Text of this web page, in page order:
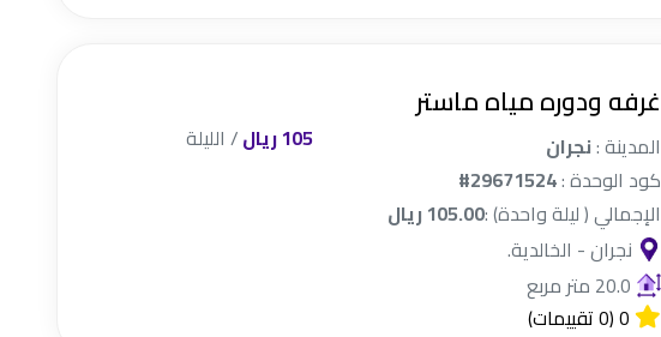
غرفه ودوره مياه ماستر
المدينة :نجران
كود الوحدة :#29671524
الإجمالي ( ليلة واحدة) :105.00 ريال
نجران - الخالدية.
20.0 متر مربع
0(0 تقييمات)
105 ريال / الليلة